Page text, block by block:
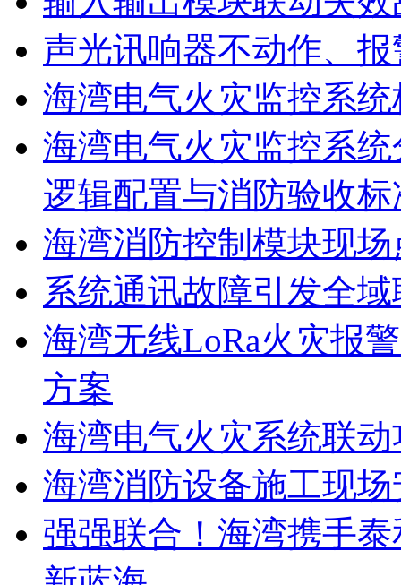
声光讯响器不动作、
海湾电气火灾监控系
海湾电气火灾监控系
逻辑配置与消防验收标
海湾消防控制模块现
系统通讯故障引发全
海湾无线LoRa火灾报
方案
海湾电气火灾系统联
海湾消防设备施工现
强强联合！海湾携手